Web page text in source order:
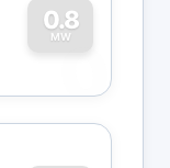
0.8
MW
0